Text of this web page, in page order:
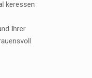
keressen
Ihrer